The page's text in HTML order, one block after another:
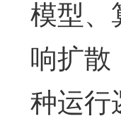
模型、
响扩散
种运行